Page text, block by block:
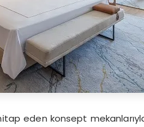
eden konsept